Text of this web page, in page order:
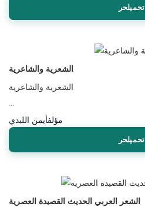
تحميلحر
الشعرية والشاعرية
الشعرية والشاعرية
مؤلفأيمن اللبدي
تحميلحر
الشعر العربي الحديث القصيدة العصرية